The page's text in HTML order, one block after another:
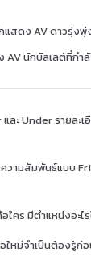
กแสดง AV ดาวรุ่งพุ่
AV นักบัลเลต์ที่ก
ละ Under รายละ
ความสัมพันธ์แบบ
คร มีตำแหน่งอะไ
ใหม่จำเป็นต้องรู้ก่